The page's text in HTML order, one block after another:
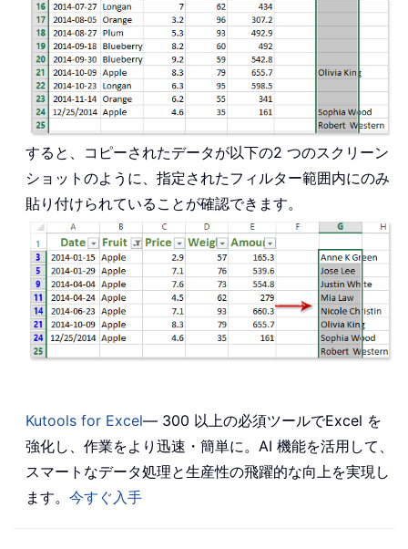
すると、コピーされたデータが以下の2 つのスクリーン
ショットのように、指定されたフィルター範囲内にのみ
貼り付けられていることが確認できます。
Kutools for Excel— 300 以上の必須ツールでExcel を
強化し、作業をより迅速・簡単に。AI 機能を活用して、
スマートなデータ処理と生産性の飛躍的な向上を実現し
ます。 今すぐ入手